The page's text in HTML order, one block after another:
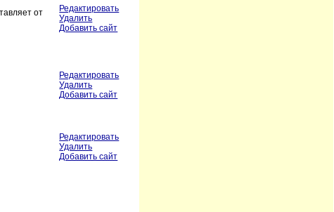
от
Редактировать
Удалить
Добавить сайт
Редактировать
Удалить
Добавить сайт
Редактировать
Удалить
Добавить сайт